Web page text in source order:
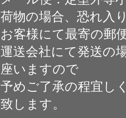
荷物の場合、恐れ入
お客様にて最寄の郵
運送会社にて発送の
座いますので
予めご了承の程宜し
致します。